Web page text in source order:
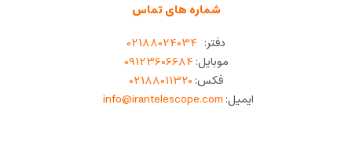
شماره های تماس
دفتر: 02188024034
موبایل: 09123606684
فکس: 02188011320
ایمیل: info@irantelescope.com